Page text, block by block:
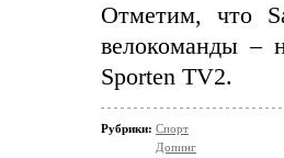
Отметим, что
велокоманды –
Sporten TV2.
Рубрики: Спорт
Допинг